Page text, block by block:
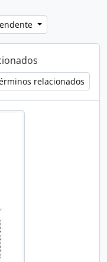
relacionados